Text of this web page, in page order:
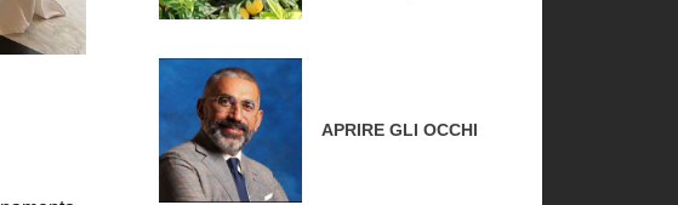
APRIRE GLI OCCHI